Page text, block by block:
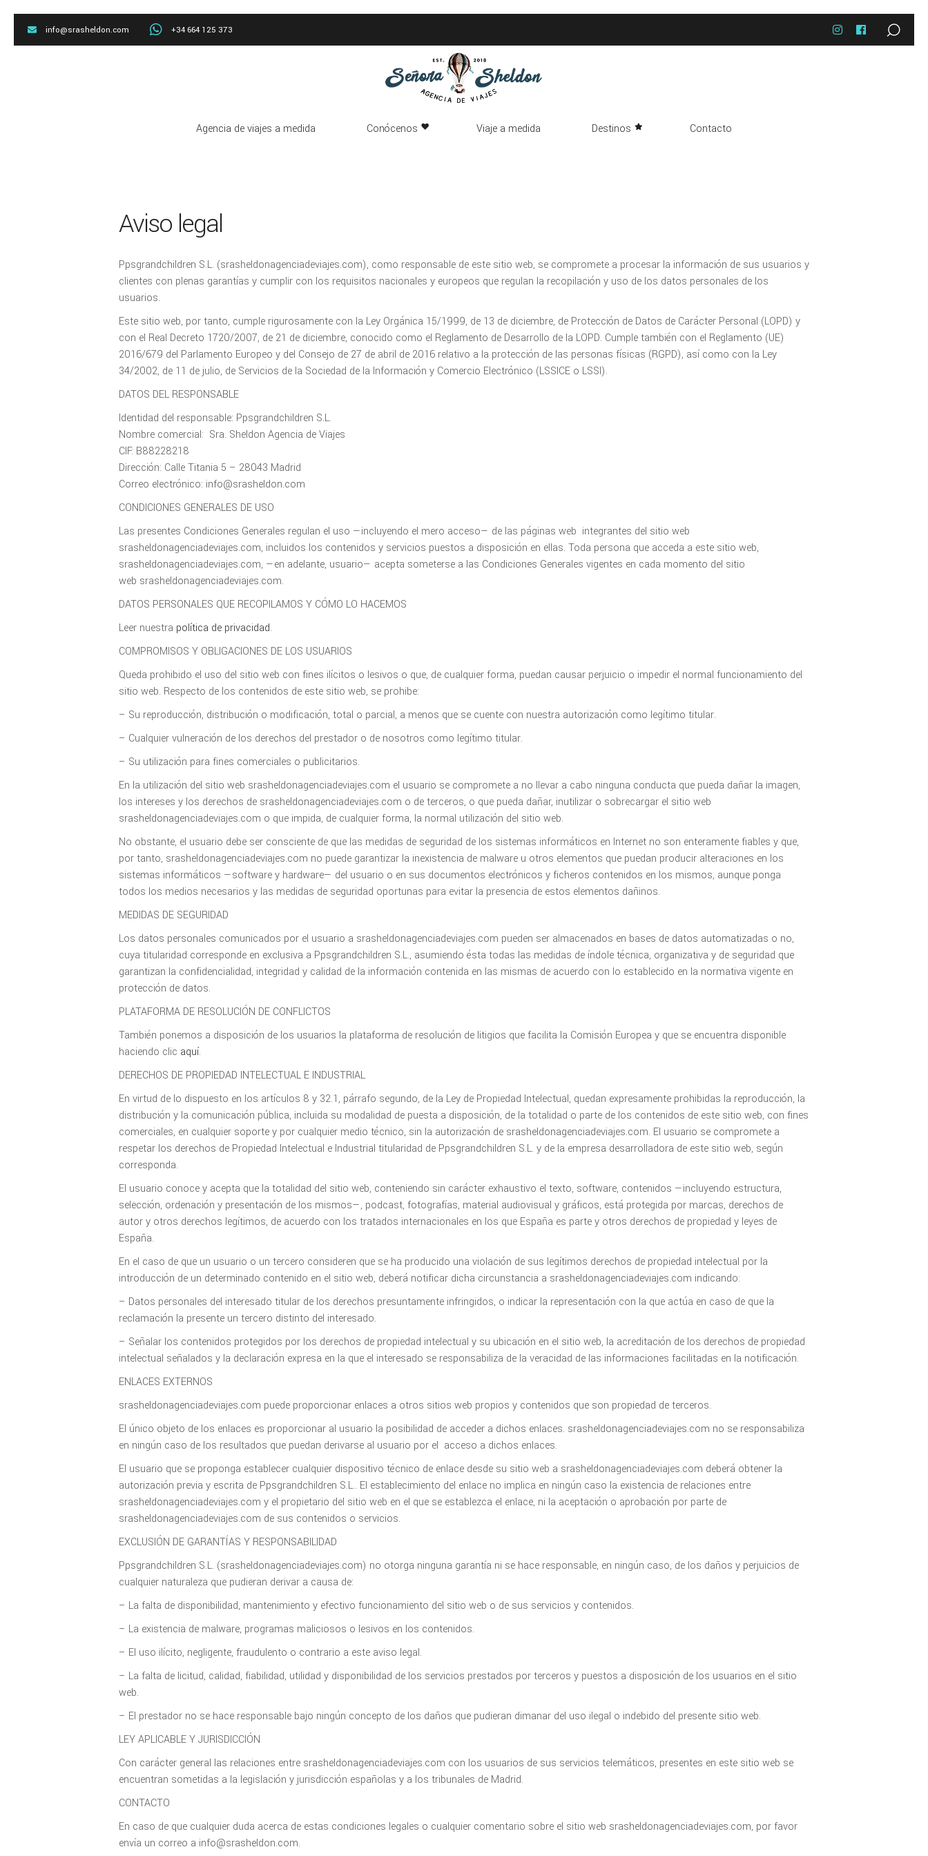
info@srasheldon.com +34 664 125 373
Agencia de viajes a medida Conócenos Viaje a medida Destinos Contacto
Aviso legal
Ppsgrandchildren S.L. (srasheldonagenciadeviajes.com), como responsable de este sitio web, se compromete a procesar la información de sus usuarios y
clientes con plenas garantías y cumplir con los requisitos nacionales y europeos que regulan la recopilación y uso de los datos personales de los
usuarios.
Este sitio web, por tanto, cumple rigurosamente con la Ley Orgánica 15/1999, de 13 de diciembre, de Protección de Datos de Carácter Personal (LOPD) y
con el Real Decreto 1720/2007, de 21 de diciembre, conocido como el Reglamento de Desarrollo de la LOPD. Cumple también con el Reglamento (UE)
2016/679 del Parlamento Europeo y del Consejo de 27 de abril de 2016 relativo a la protección de las personas físicas (RGPD), así como con la Ley
34/2002, de 11 de julio, de Servicios de la Sociedad de la Información y Comercio Electrónico (LSSICE o LSSI).
DATOS DEL RESPONSABLE
Identidad del responsable: Ppsgrandchildren S.L.
Nombre comercial: Sra. Sheldon Agencia de Viajes
CIF: B88228218
Dirección: Calle Titania 5 – 28043 Madrid
Correo electrónico: info@srasheldon.com
CONDICIONES GENERALES DE USO
Las presentes Condiciones Generales regulan el uso —incluyendo el mero acceso— de las páginas web integrantes del sitio web
srasheldonagenciadeviajes.com, incluidos los contenidos y servicios puestos a disposición en ellas. Toda persona que acceda a este sitio web,
srasheldonagenciadeviajes.com, —en adelante, usuario— acepta someterse a las Condiciones Generales vigentes en cada momento del sitio
web srasheldonagenciadeviajes.com.
DATOS PERSONALES QUE RECOPILAMOS Y CÓMO LO HACEMOS
Leer nuestra política de privacidad.
COMPROMISOS Y OBLIGACIONES DE LOS USUARIOS
Queda prohibido el uso del sitio web con fines ilícitos o lesivos o que, de cualquier forma, puedan causar perjuicio o impedir el normal funcionamiento del
sitio web. Respecto de los contenidos de este sitio web, se prohibe:
– Su reproducción, distribución o modificación, total o parcial, a menos que se cuente con nuestra autorización como legítimo titular.
– Cualquier vulneración de los derechos del prestador o de nosotros como legítimo titular.
– Su utilización para fines comerciales o publicitarios.
En la utilización del sitio web srasheldonagenciadeviajes.com el usuario se compromete a no llevar a cabo ninguna conducta que pueda dañar la imagen,
los intereses y los derechos de srasheldonagenciadeviajes.com o de terceros, o que pueda dañar, inutilizar o sobrecargar el sitio web
srasheldonagenciadeviajes.com o que impida, de cualquier forma, la normal utilización del sitio web.
No obstante, el usuario debe ser consciente de que las medidas de seguridad de los sistemas informáticos en Internet no son enteramente fiables y que,
por tanto, srasheldonagenciadeviajes.com no puede garantizar la inexistencia de malware u otros elementos que puedan producir alteraciones en los
sistemas informáticos —software y hardware— del usuario o en sus documentos electrónicos y ficheros contenidos en los mismos, aunque ponga
todos los medios necesarios y las medidas de seguridad oportunas para evitar la presencia de estos elementos dañinos.
MEDIDAS DE SEGURIDAD
Los datos personales comunicados por el usuario a srasheldonagenciadeviajes.com pueden ser almacenados en bases de datos automatizadas o no,
cuya titularidad corresponde en exclusiva a Ppsgrandchildren S.L., asumiendo ésta todas las medidas de índole técnica, organizativa y de seguridad que
garantizan la confidencialidad, integridad y calidad de la información contenida en las mismas de acuerdo con lo establecido en la normativa vigente en
protección de datos.
PLATAFORMA DE RESOLUCIÓN DE CONFLICTOS
También ponemos a disposición de los usuarios la plataforma de resolución de litigios que facilita la Comisión Europea y que se encuentra disponible
haciendo clic aquí.
DERECHOS DE PROPIEDAD INTELECTUAL E INDUSTRIAL
En virtud de lo dispuesto en los artículos 8 y 32.1, párrafo segundo, de la Ley de Propiedad Intelectual, quedan expresamente prohibidas la reproducción, la
distribución y la comunicación pública, incluida su modalidad de puesta a disposición, de la totalidad o parte de los contenidos de este sitio web, con fines
comerciales, en cualquier soporte y por cualquier medio técnico, sin la autorización de srasheldonagenciadeviajes.com. El usuario se compromete a
respetar los derechos de Propiedad Intelectual e Industrial titularidad de Ppsgrandchildren S.L. y de la empresa desarrolladora de este sitio web, según
corresponda.
El usuario conoce y acepta que la totalidad del sitio web, conteniendo sin carácter exhaustivo el texto, software, contenidos —incluyendo estructura,
selección, ordenación y presentación de los mismos—, podcast, fotografías, material audiovisual y gráficos, está protegida por marcas, derechos de
autor y otros derechos legítimos, de acuerdo con los tratados internacionales en los que España es parte y otros derechos de propiedad y leyes de
España.
En el caso de que un usuario o un tercero consideren que se ha producido una violación de sus legítimos derechos de propiedad intelectual por la
introducción de un determinado contenido en el sitio web, deberá notificar dicha circunstancia a srasheldonagenciadeviajes.com indicando:
– Datos personales del interesado titular de los derechos presuntamente infringidos, o indicar la representación con la que actúa en caso de que la
reclamación la presente un tercero distinto del interesado.
– Señalar los contenidos protegidos por los derechos de propiedad intelectual y su ubicación en el sitio web, la acreditación de los derechos de propiedad
intelectual señalados y la declaración expresa en la que el interesado se responsabiliza de la veracidad de las informaciones facilitadas en la notificación.
ENLACES EXTERNOS
srasheldonagenciadeviajes.com puede proporcionar enlaces a otros sitios web propios y contenidos que son propiedad de terceros.
El único objeto de los enlaces es proporcionar al usuario la posibilidad de acceder a dichos enlaces. srasheldonagenciadeviajes.com no se responsabiliza
en ningún caso de los resultados que puedan derivarse al usuario por el acceso a dichos enlaces.
El usuario que se proponga establecer cualquier dispositivo técnico de enlace desde su sitio web a srasheldonagenciadeviajes.com deberá obtener la
autorización previa y escrita de Ppsgrandchildren S.L.. El establecimiento del enlace no implica en ningún caso la existencia de relaciones entre
srasheldonagenciadeviajes.com y el propietario del sitio web en el que se establezca el enlace, ni la aceptación o aprobación por parte de
srasheldonagenciadeviajes.com de sus contenidos o servicios.
EXCLUSIÓN DE GARANTÍAS Y RESPONSABILIDAD
Ppsgrandchildren S.L. (srasheldonagenciadeviajes.com) no otorga ninguna garantía ni se hace responsable, en ningún caso, de los daños y perjuicios de
cualquier naturaleza que pudieran derivar a causa de:
– La falta de disponibilidad, mantenimiento y efectivo funcionamiento del sitio web o de sus servicios y contenidos.
– La existencia de malware, programas maliciosos o lesivos en los contenidos.
– El uso ilícito, negligente, fraudulento o contrario a este aviso legal.
– La falta de licitud, calidad, fiabilidad, utilidad y disponibilidad de los servicios prestados por terceros y puestos a disposición de los usuarios en el sitio
web.
– El prestador no se hace responsable bajo ningún concepto de los daños que pudieran dimanar del uso ilegal o indebido del presente sitio web.
LEY APLICABLE Y JURISDICCIÓN
Con carácter general las relaciones entre srasheldonagenciadeviajes.com con los usuarios de sus servicios telemáticos, presentes en este sitio web se
encuentran sometidas a la legislación y jurisdicción españolas y a los tribunales de Madrid.
CONTACTO
En caso de que cualquier duda acerca de estas condiciones legales o cualquier comentario sobre el sitio web srasheldonagenciadeviajes.com, por favor
envía un correo a info@srasheldon.com.